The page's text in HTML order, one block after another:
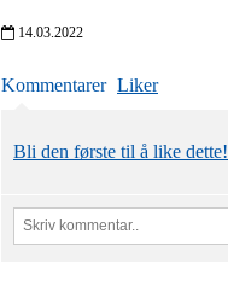
14.03.2022
Kommentarer Liker
Bli den første til å like dette!